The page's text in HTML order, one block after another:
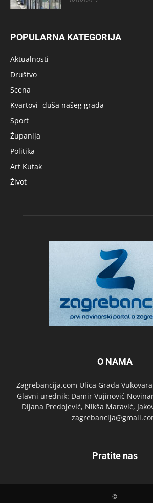
POPULARNA KATEGORIJA
Aktualnosti
Društvo
Scena
Kvartovi- duša našeg grada
Sport
Županija
Politika
Art Kutak
Život
O NAMA
Zagrebancija.com Ulica Grada
Glavni urednik: Damir Vujinović
Dijana Predojević, Nikša Maravić,
Pratite nas
©